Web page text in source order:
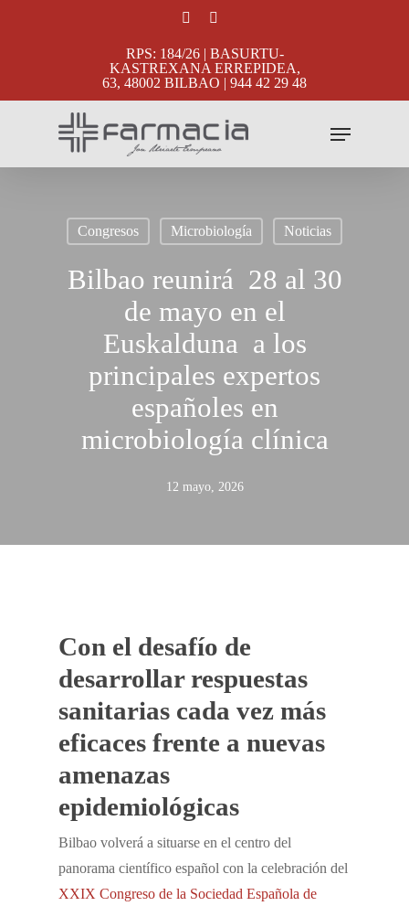
RPS: 184/26 | BASURTU-
KASTREXANA ERREPIDEA,
63, 48002 BILBAO | 944 42 29 48
Menu
Congresos Microbiología Noticias
Bilbao reunirá 28 al 30
de mayo en el
Euskalduna a los
principales expertos
españoles en
microbiología clínica
12 mayo, 2026
Con el desafío de
desarrollar respuestas
sanitarias cada vez más
eficaces frente a nuevas
amenazas
epidemiológicas
Bilbao volverá a situarse en el centro del
panorama científico español con la celebración del
XXIX Congreso de la Sociedad Española de